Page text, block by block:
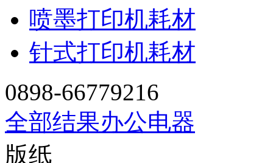
喷墨打印机耗材
针式打印机耗材
0898-66779216
全部结果办公电器
版纸